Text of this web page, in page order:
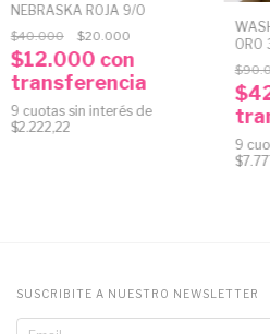
NEBRASKA ROJA 9/0
$40.000 $20.000
$12.000 con
transferencia
9 cuotas sin interés de
$2.222,22
ORO
9
SUSCRIBITE A NUESTRO NEWSLETTER